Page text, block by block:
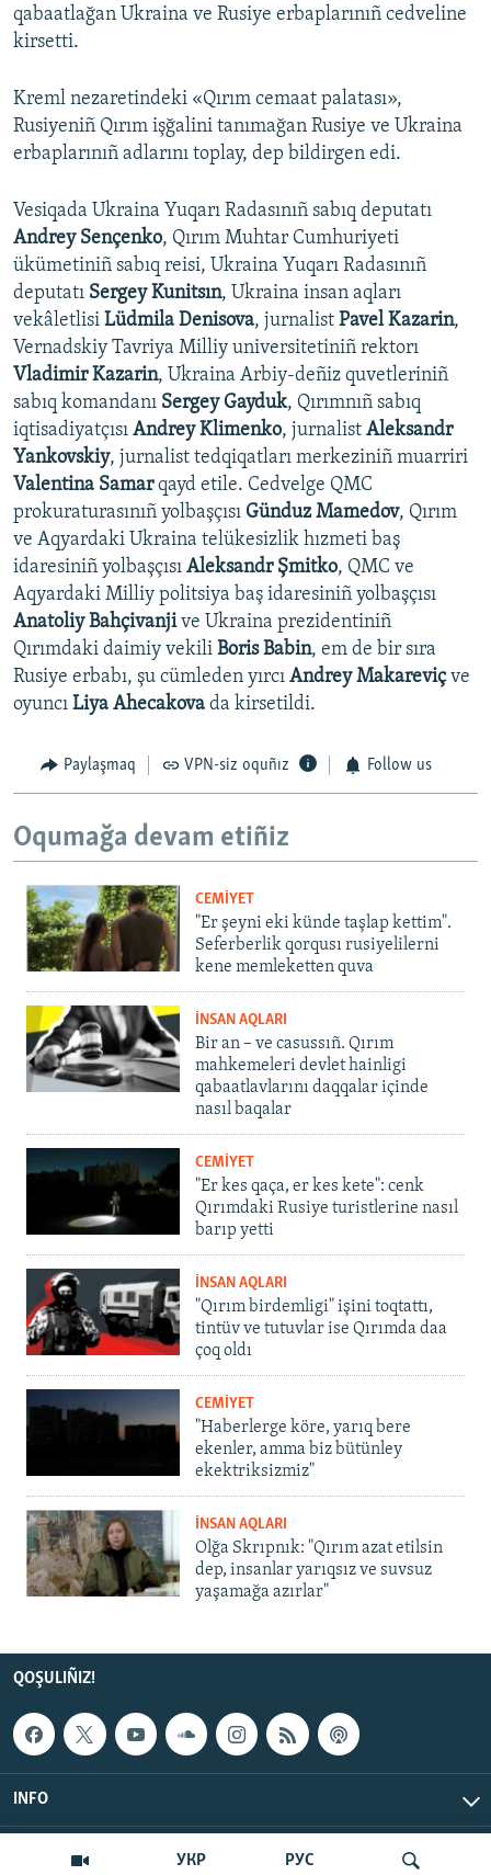
УКР РУС
qabaatlağan Ukraina ve Rusiye erbaplarınıñ cedveline
kirsetti.
Kreml nezaretindeki «Qırım cemaat palatası»,
Rusiyeniñ Qırım işğalini tanımağan Rusiye ve Ukraina
erbaplarınıñ adlarını toplay, dep bildirgen edi.
Vesiqada Ukraina Yuqarı Radasınıñ sabıq deputatı
Andrey Sençenko, Qırım Muhtar Cumhuriyeti
ükümetiniñ sabıq reisi, Ukraina Yuqarı Radasınıñ
deputatı Sergey Kunitsın, Ukraina insan aqları
vekâletlisi Lüdmila Denisova, jurnalist Pavel Kazarin,
Vernadskiy Tavriya Milliy universitetiniñ rektorı
Vladimir Kazarin, Ukraina Arbiy-deñiz quvetleriniñ
sabıq komandanı Sergey Gayduk, Qırımnıñ sabıq
iqtisadiyatçısı Andrey Klimenko, jurnalist Aleksandr
Yankovskiy, jurnalist tedqiqatları merkeziniñ muarriri
Valentina Samarqayd etile. Cedvelge QMC
prokuraturasınıñ yolbaşçısı Günduz Mamedov, Qırım
ve Aqyardaki Ukraina telükesizlik hızmeti baş
idaresiniñ yolbaşçısı Aleksandr Şmitko, QMC ve
Aqyardaki Milliy politsiya baş idaresiniñ yolbaşçısı
Anatoliy Bahçivanjive Ukraina prezidentiniñ
Qırımdaki daimiy vekili Boris Babin, em de bir sıra
Rusiye erbabı, şu cümleden yırcı Andrey Makareviçve
oyuncı Liya Ahecakova da kirsetildi.
Paylaşmaq VPN-siz oquñız Follow us
Oqumağa devam etiñiz
CEMİYET
"Er şeyni eki künde taşlap kettim".
Seferberlik qorqusı rusiyelilerni
kene memleketten quva
İNSAN AQLARI
Bir an – ve casussıñ. Qırım
mahkemeleri devlet hainligi
qabaatlavlarını daqqalar içinde
nasıl baqalar
CEMİYET
"Er kes qaça, er kes kete": cenk
Qırımdaki Rusiye turistlerine nasıl
barıp yetti
İNSAN AQLARI
"Qırım birdemligi" işini toqtattı,
tintüv ve tutuvlar ise Qırımda daa
çoq oldı
CEMİYET
"Haberlerge köre, yarıq bere
ekenler, amma biz bütünley
ekektriksizmiz"
İNSAN AQLARI
Olğa Skrıpnık: "Qırım azat etilsin
dep, insanlar yarıqsız ve suvsuz
yaşamağa azırlar"
QOŞULIÑIZ!
INFO
© Qırım.Aqiqat, 2026 | All Rights Reserved.